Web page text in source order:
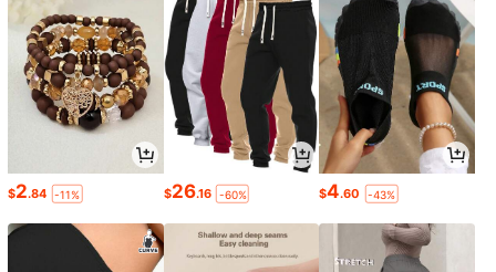
$2.84 -11% $26.16 -60% $4.60 -43%